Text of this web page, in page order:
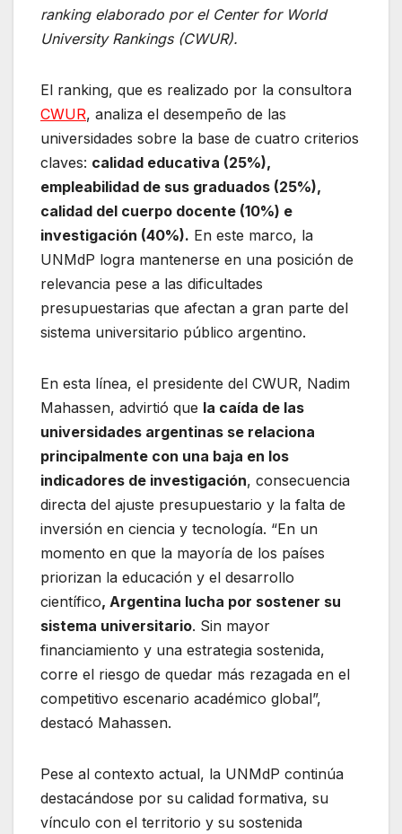
ranking elaborado por el Center for World
University Rankings (CWUR).
El ranking, que es realizado por la consultora
CWUR, analiza el desempeño de las
universidades sobre la base de cuatro criterios
claves: calidad educativa (25%),
empleabilidad de sus graduados (25%),
calidad del cuerpo docente (10%) e
investigación (40%). En este marco, la
UNMdP logra mantenerse en una posición de
relevancia pese a las dificultades
presupuestarias que afectan a gran parte del
sistema universitario público argentino.
En esta línea, el presidente del CWUR, Nadim
Mahassen, advirtió que la caída de las
universidades argentinas se relaciona
principalmente con una baja en los
indicadores de investigación, consecuencia
directa del ajuste presupuestario y la falta de
inversión en ciencia y tecnología. “En un
momento en que la mayoría de los países
priorizan la educación y el desarrollo
científico, Argentina lucha por sostener su
sistema universitario. Sin mayor
financiamiento y una estrategia sostenida,
corre el riesgo de quedar más rezagada en el
competitivo escenario académico global”,
destacó Mahassen.
Pese al contexto actual, la UNMdP continúa
destacándose por su calidad formativa, su
vínculo con el territorio y su sostenida